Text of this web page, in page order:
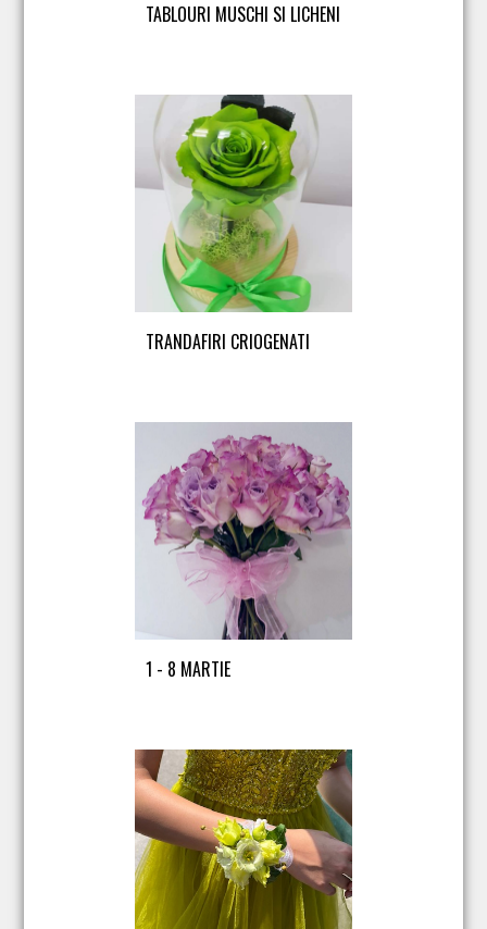
TABLOURI MUSCHI SI LICHENI
TRANDAFIRI CRIOGENATI
1 - 8 MARTIE